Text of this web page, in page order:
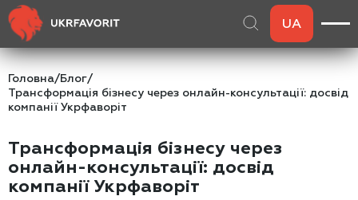
UA
Головна/Блог/
Трансформація бізнесу через онлайн-консультації: досвід
компанії Укрфаворіт
Трансформація бізнесу через
онлайн-консультації: досвід
компанії Укрфаворіт